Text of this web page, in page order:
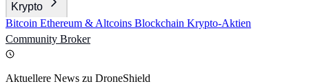
Krypto
Bitcoin Ethereum & Altcoins Blockchain Krypto-Aktien
Community Broker
Aktuellere News zu DroneShield